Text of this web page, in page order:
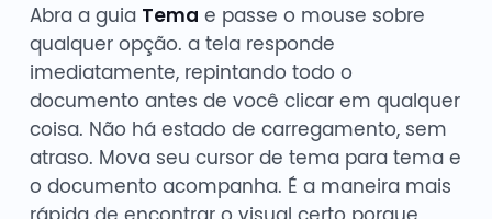
Abra a guia Tema e passe o mouse sobre
qualquer opção. a tela responde
imediatamente, repintando todo o
documento antes de você clicar em qualquer
coisa. Não há estado de carregamento, sem
atraso. Mova seu cursor de tema para tema e
o documento acompanha. É a maneira mais